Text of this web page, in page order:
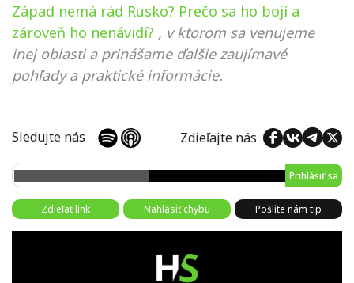
Západ nemá rád Rusko? Prečo sa ho bojí a
zároveň ho nenávidí? , v ktorom sa venujeme
inej oblasti a prinášame ďalšie zaujímavé
pohľady a praktické informácie.
Sledujte nás Zdieľajte nás
Prihlásiť sa
Zdieľať link Nahlásiť chybu Pošlite nám tip